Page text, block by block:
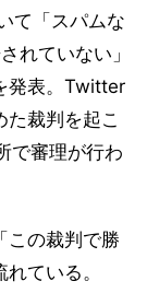
て「スパムな
れていない」
発表。Twitter
た裁判を起こ
で審理が行わ
この裁判で勝
ている。